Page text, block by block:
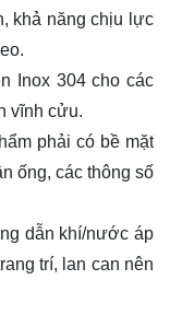
khả năng chịu lực
Inox 304 cho các
vĩnh cửu.
phải có bề mặt
ống, các thông số
dẫn khí/nước áp
trí, lan can nên